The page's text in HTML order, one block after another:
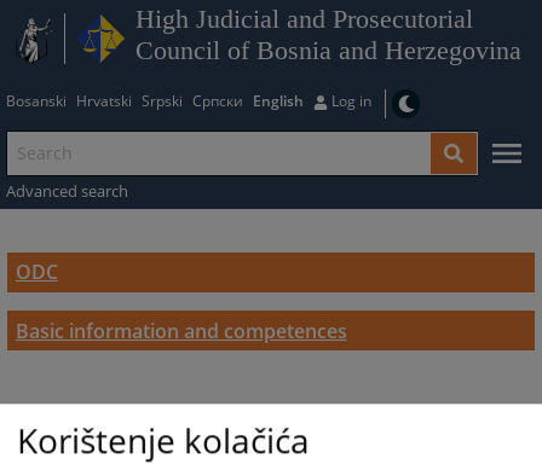
High Judicial and Prosecutorial
Council of Bosnia and Herzegovina
Bosanski Hrvatski Srpski Српски English Log in
Advanced search
ODC
Basic information and competences
Korištenje kolačića